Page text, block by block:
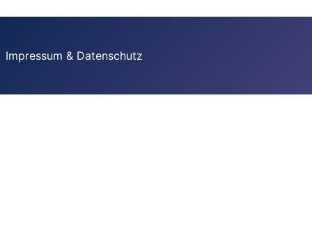
Impressum & Datenschutz